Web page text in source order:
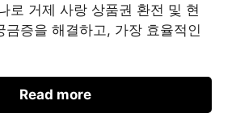
로 거제 사랑 상품권 환전 및 현
금증을 해결하고, 가장 효율적인
Read more